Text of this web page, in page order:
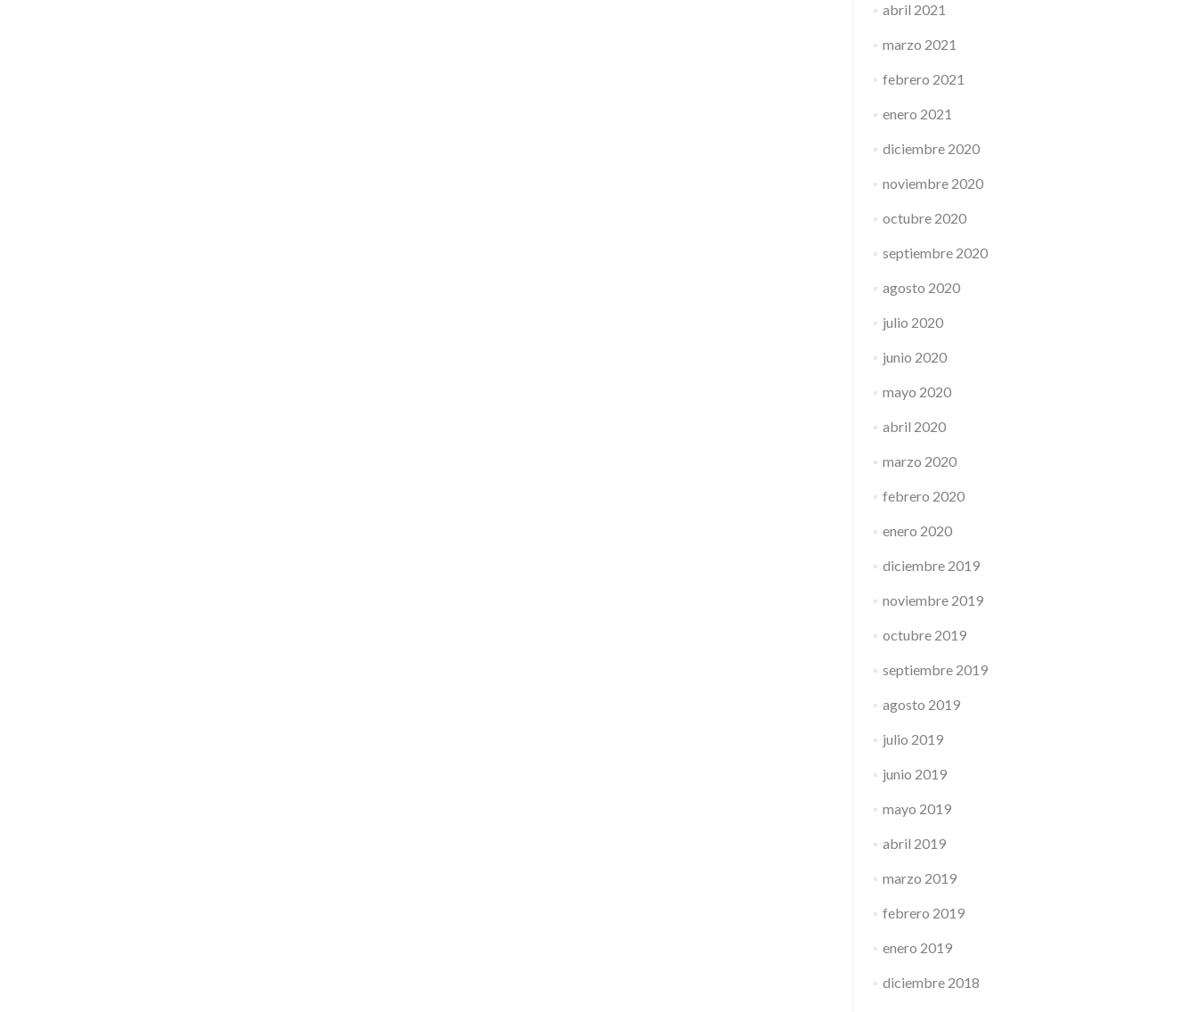
abril 2021
marzo 2021
febrero 2021
enero 2021
diciembre 2020
noviembre 2020
octubre 2020
septiembre 2020
agosto 2020
julio 2020
junio 2020
mayo 2020
abril 2020
marzo 2020
febrero 2020
enero 2020
diciembre 2019
noviembre 2019
octubre 2019
septiembre 2019
agosto 2019
julio 2019
junio 2019
mayo 2019
abril 2019
marzo 2019
febrero 2019
enero 2019
diciembre 2018